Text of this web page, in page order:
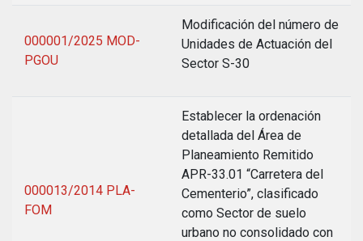
000001/2025 MOD-
PGOU
Modificación del número de
Unidades de Actuación del
Sector S-30
000013/2014 PLA-
FOM
Establecer la ordenación
detallada del Área de
Planeamiento Remitido
APR-33.01 “Carretera del
Cementerio”, clasificado
como Sector de suelo
urbano no consolidado con